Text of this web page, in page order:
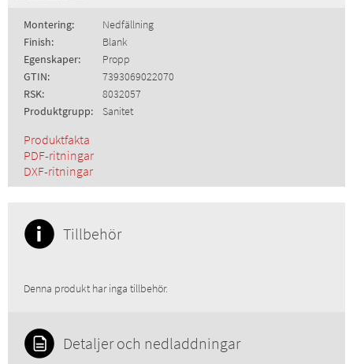
Montering:
Nedfällning
Finish:
Blank
Egenskaper:
Propp
GTIN:
7393069022070
RSK:
8032057
Produktgrupp:
Sanitet
Produktfakta
PDF-ritningar
DXF-ritningar
Tillbehör
Denna produkt har inga tillbehör.
Detaljer och nedladdningar